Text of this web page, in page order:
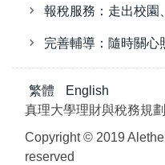
報稅服務：走出校園
完善輔導：隨時關心
繁體
English
真理大學理財與稅務規
Copyright © 2019
reserved